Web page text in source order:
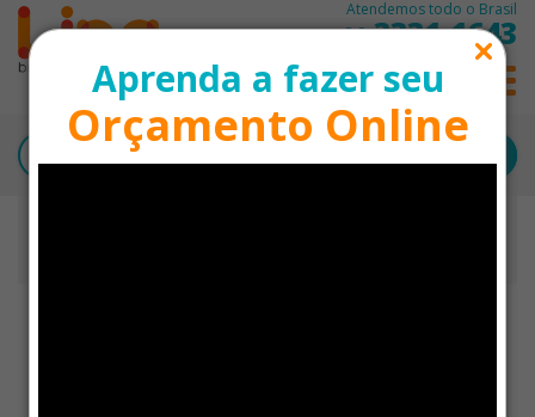
Aprenda a fazer seu
Orçamento Online
Atendemos todo o Brasil
113331-1643